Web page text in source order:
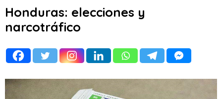
Honduras: elecciones y
narcotráfico